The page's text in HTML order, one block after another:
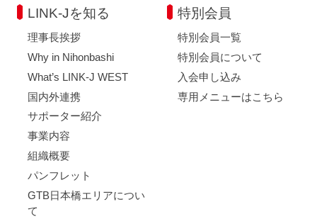
LINK-Jを知る
理事長挨拶
Why in Nihonbashi
What’s LINK-J WEST
国内外連携
サポーター紹介
事業内容
組織概要
パンフレット
GTB日本橋エリアについ
て
特別会員
特別会員一覧
特別会員について
入会申し込み
専用メニューはこちら